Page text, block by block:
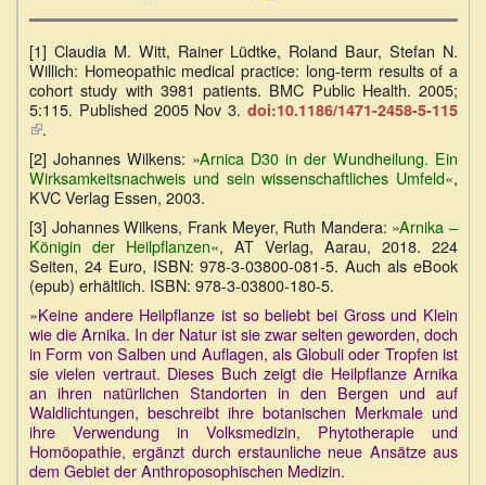
[1] Claudia M. Witt, Rainer Lüdtke, Roland Baur, Stefan N.
Willich: Homeopathic medical practice: long-term results of a
cohort study with 3981 patients. BMC Public Health. 2005;
5:115. Published 2005 Nov 3. doi:10.1186/1471-2458-5-115
(Link
ist
extern)
.
[2] Johannes Wilkens: »Arnica D30 in der Wundheilung. Ein
Wirksamkeitsnachweis und sein wissenschaftliches Umfeld«,
KVC Verlag Essen, 2003.
[3] Johannes Wilkens, Frank Meyer, Ruth Mandera: »Arnika –
Königin der Heilpflanzen«, AT Verlag, Aarau, 2018. 224
Seiten, 24 Euro, ISBN: 978-3-03800-081-5. Auch als eBook
(epub) erhältlich. ISBN: 978-3-03800-180-5.
»Keine andere Heilpflanze ist so beliebt bei Gross und Klein
wie die Arnika. In der Natur ist sie zwar selten geworden, doch
in Form von Salben und Auflagen, als Globuli oder Tropfen ist
sie vielen vertraut. Dieses Buch zeigt die Heilpflanze Arnika
an ihren natürlichen Standorten in den Bergen und auf
Waldlichtungen, beschreibt ihre botanischen Merkmale und
ihre Verwendung in Volksmedizin, Phytotherapie und
Homöopathie, ergänzt durch erstaunliche neue Ansätze aus
dem Gebiet der Anthroposophischen Medizin.